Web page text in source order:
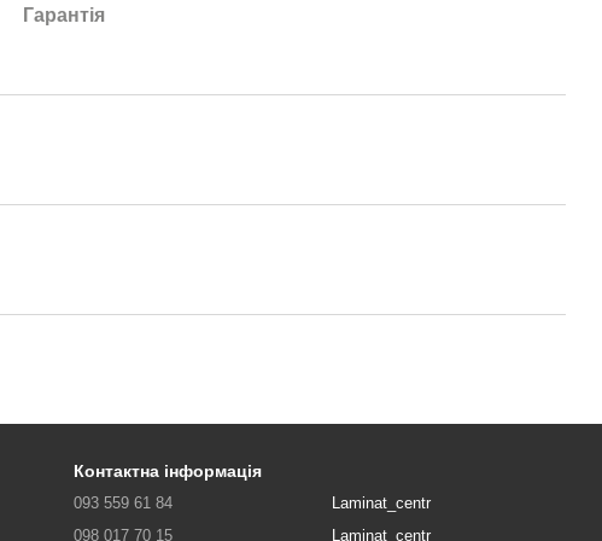
Гарантія
Контактна інформація
093 559 61 84
098 017 70 15
Laminat_centr
Laminat_centr